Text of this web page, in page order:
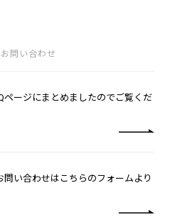
問い合わせ
ページにまとめましたのでご覧くだ
い合わせはこちらのフォームより